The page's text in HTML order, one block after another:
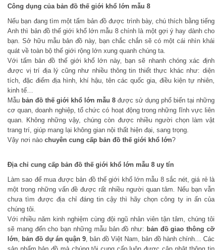
Công dụng của bản đồ thế giới khổ lớn mẫu 8
Nếu bạn đang tìm một tấm bản đồ được trình bày, chú thích bằng tiếng
Anh thì bản đồ thế giới khổ lớn mẫu 8 chính là một gợi ý hay dành cho
bạn. Sở hữu mẫu bản đồ này, bạn chắc chắn sẽ có một cái nhìn khái
quát về toàn bộ thế giới rộng lớn xung quanh chúng ta.
Với tấm bản đồ thế giới khổ lớn này, bạn sẽ nhanh chóng xác định
được vị trí địa lý cũng như nhiều thông tin thiết thực khác như: diện
tích, đặc điểm địa hình, khí hậu, tên các quốc gia, điều kiện tự nhiên,
kinh tế…
Mẫu bản đồ thế giới khổ lớn mẫu 8 được sử dụng phổ biến tại những
cơ quan, doanh nghiệp, tổ chức có hoạt động trong những lĩnh vực liên
quan. Không những vậy, chúng còn được nhiều người chọn làm vật
trang trí, giúp mang lại không gian nội thất hiện đại, sang trọng.
Vậy nơi nào chuyên cung cấp bản đồ thế giới khổ lớn?
Địa chỉ cung cấp bản đồ thế giới khổ lớn mẫu 8 uy tín
Làm sao để mua được bản đồ thế giới khổ lớn mẫu 8 sắc nét, giá rẻ là
một trong những vấn đề được rất nhiều người quan tâm. Nếu bạn vẫn
chưa tìm được địa chỉ đáng tin cậy thì hãy chọn công ty in ấn của
chúng tôi.
Với nhiều năm kinh nghiệm cùng đội ngũ nhân viên tận tâm, chúng tôi
sẽ mang đến cho bạn những mẫu bản đồ như: bản đồ giao thông cỡ
lớn, bản đồ dự án quận 9, bản đồ Việt Nam, bản đồ hành chính… Các